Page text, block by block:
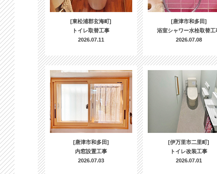
[東松浦郡玄海町]
トイレ取替工事
2026.07.11
[唐津市和多田]
浴室シャワー水栓取替工
2026.07.08
[唐津市和多田]
内窓設置工事
2026.07.03
[伊万里市二里町]
トイレ改装工事
2026.07.01